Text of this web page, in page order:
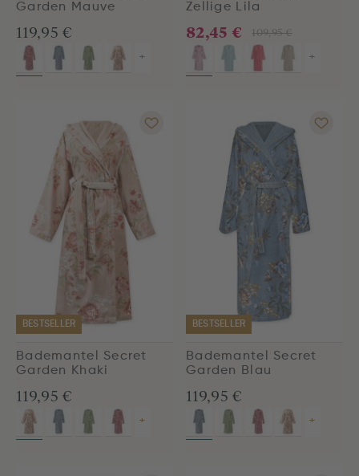
Garden Mauve
119,95 €
+
Zellige Lila
109,95 €
82,45 €
+
BESTSELLER
Bademantel Secret
Garden Khaki
119,95 €
+
BESTSELLER
Bademantel Secret
Garden Blau
119,95 €
+